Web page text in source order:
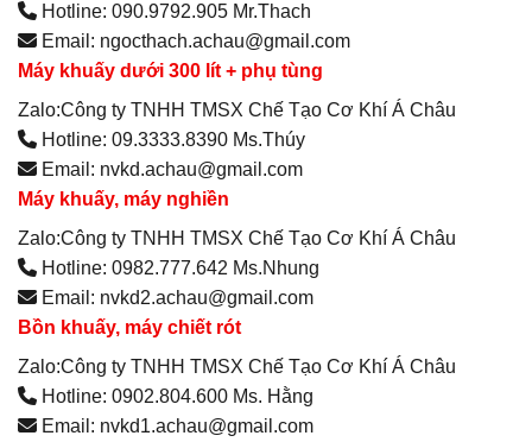
Hotline: 090.9792.905 Mr.Thach
Email: ngocthach.achau@gmail.com
Máy khuấy dưới 300 lít + phụ tùng
Zalo:Công ty TNHH TMSX Chế Tạo Cơ Khí Á Châu
Hotline: 09.3333.8390 Ms.Thúy
Email: nvkd.achau@gmail.com
Máy khuấy, máy nghiền
Zalo:Công ty TNHH TMSX Chế Tạo Cơ Khí Á Châu
Hotline: 0982.777.642 Ms.Nhung
Email: nvkd2.achau@gmail.com
Bồn khuấy, máy chiết rót
Zalo:Công ty TNHH TMSX Chế Tạo Cơ Khí Á Châu
Hotline: 0902.804.600 Ms. Hằng
Email: nvkd1.achau@gmail.com